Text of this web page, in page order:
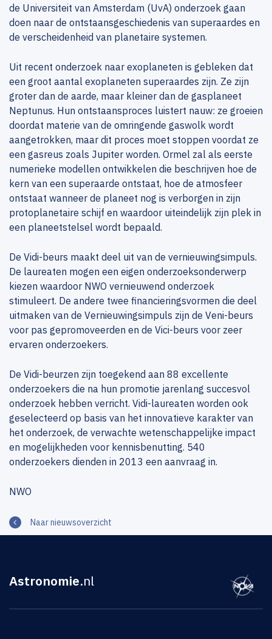
de Universiteit van Amsterdam (UvA) onderzoek gaan
doen naar de ontstaansgeschiedenis van superaardes en
de verscheidenheid van planetaire systemen.
Uit recent onderzoek naar exoplaneten is gebleken dat
een groot aantal exoplaneten superaardes zijn. Ze zijn
groter dan de aarde, maar kleiner dan de gasplaneet
Neptunus. Hun ontstaansproces luistert nauw: ze groeien
doordat materie van de omringende gaswolk wordt
aangetrokken, maar dit proces moet stoppen voordat ze
een gasreus zoals Jupiter worden. Ormel zal als eerste
numerieke modellen ontwikkelen die beschrijven hoe de
kern van een superaarde ontstaat, hoe de atmosfeer
ontstaat wanneer de planeet nog is verborgen in zijn
protoplanetaire schijf en waardoor uiteindelijk zijn plek in
een planeetstelsel wordt bepaald.
De Vidi-beurs maakt deel uit van de vernieuwingsimpuls.
De laureaten mogen een eigen onderzoeksonderwerp
kiezen waardoor NWO vernieuwend onderzoek
stimuleert. De andere twee financieringsvormen die deel
uitmaken van de Vernieuwingsimpuls zijn de Veni-beurs
voor pas gepromoveerden en de Vici-beurs voor zeer
ervaren onderzoekers.
De Vidi-beurzen zijn toegekend aan 88 excellente
onderzoekers die na hun promotie jarenlang succesvol
onderzoek hebben verricht. Vidi-laureaten worden ook
geselecteerd op basis van het innovatieve karakter van
het onderzoek, de verwachte wetenschappelijke impact
en mogelijkheden voor kennisbenutting. 540
onderzoekers dienden in 2013 een aanvraag in.
NWO
Naar nieuwsoverzicht
Astronomie.nl